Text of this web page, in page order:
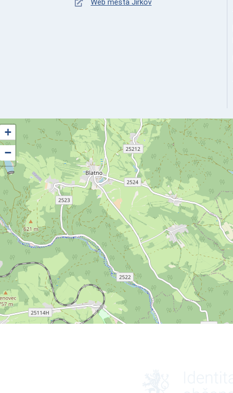
Web města Jirkov
+
−